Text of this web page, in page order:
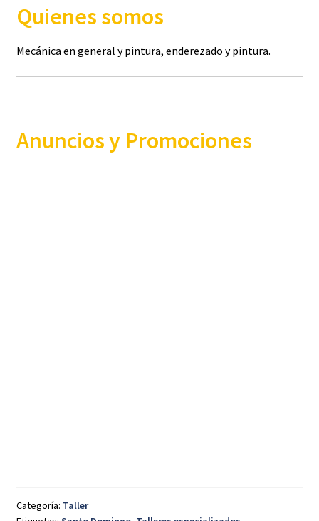
Quienes somos
Mecánica en general y pintura, enderezado y pintura.
Anuncios y Promociones
Categoría: Taller